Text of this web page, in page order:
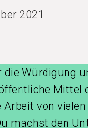
2021
Würdigung
Mittel
von
machst den